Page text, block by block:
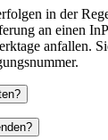
in der
an einen
anfallen.